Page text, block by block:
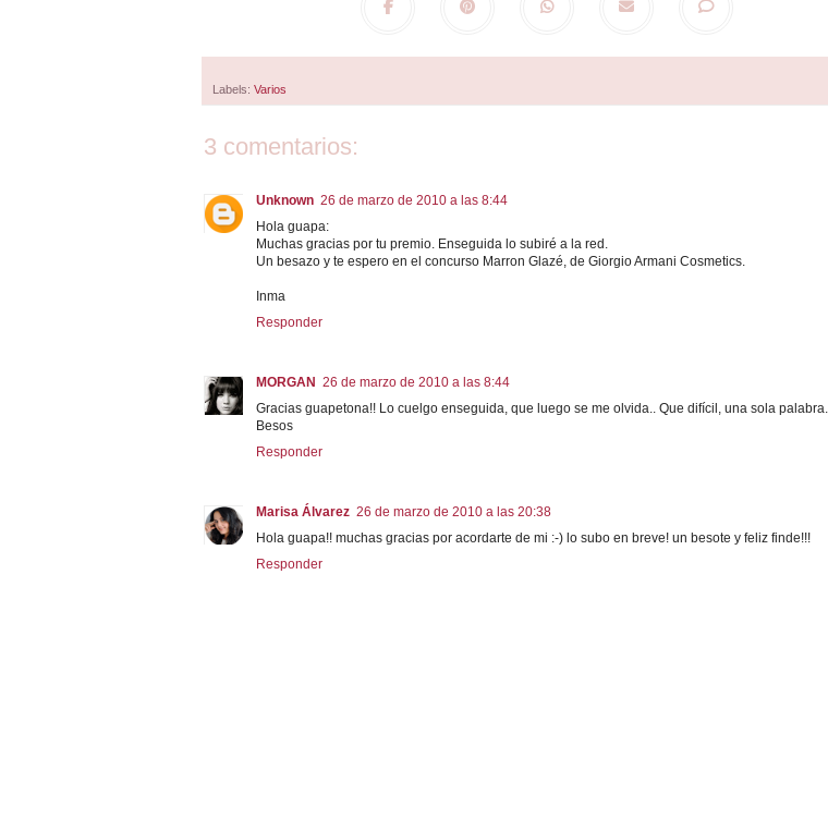
Labels: Varios
3 comentarios:
Unknown 26 de marzo de 2010 a las 8:44
Hola guapa:
Muchas gracias por tu premio. Enseguida lo subiré a la red.
Un besazo y te espero en el concurso Marron Glazé, de Giorgio Armani Cosmetics.
Inma
Responder
MORGAN 26 de marzo de 2010 a las 8:44
Gracias guapetona!! Lo cuelgo enseguida, que luego se me olvida.. Que difícil, una sola palabra...
Besos
Responder
Marisa Álvarez 26 de marzo de 2010 a las 20:38
Hola guapa!! muchas gracias por acordarte de mi :-) lo subo en breve! un besote y feliz finde!!!
Responder